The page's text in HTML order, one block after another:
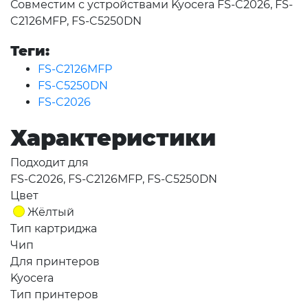
Совместим с устройствами Kyocera FS-C2026, FS-
C2126MFP, FS-C5250DN
Теги:
FS-C2126MFP
FS-C5250DN
FS-C2026
Характеристики
Подходит для
FS-C2026, FS-C2126MFP, FS-C5250DN
Цвет
Жёлтый
Тип картриджа
Чип
Для принтеров
Kyocera
Тип принтеров